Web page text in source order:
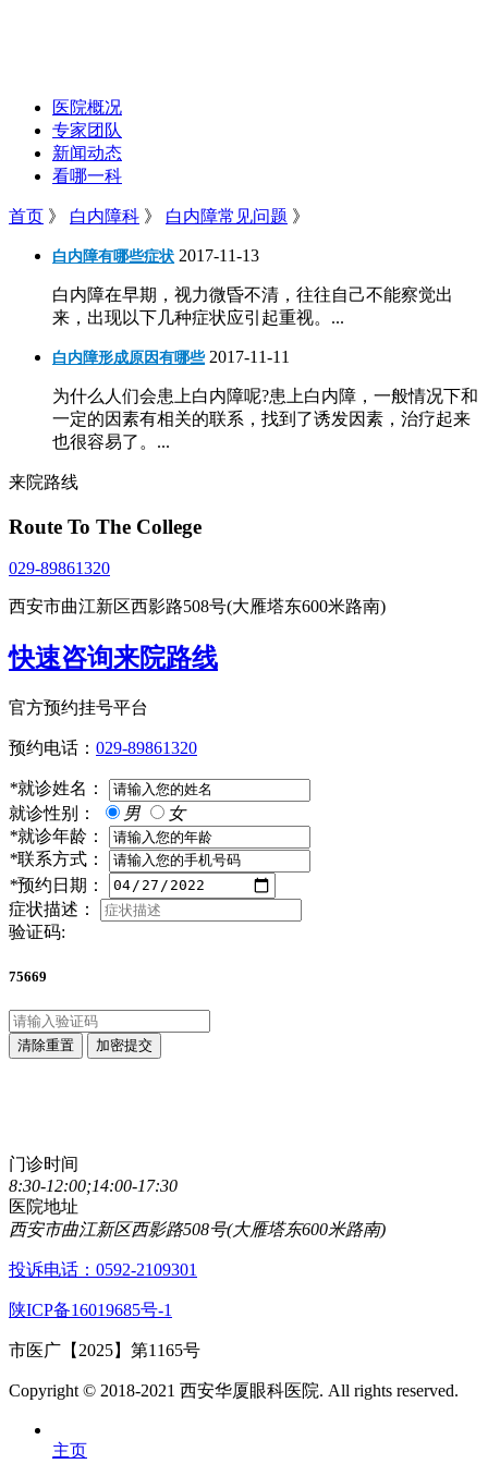
医院概况
专家团队
新闻动态
看哪一科
首页 》 白内障科 》 白内障常见问题 》
白内障有哪些症状 2017-11-13
白内障在早期，视力微昏不清，往往自己不能察觉出
来，出现以下几种症状应引起重视。...
白内障形成原因有哪些 2017-11-11
为什么人们会患上白内障呢?患上白内障，一般情况下和
一定的因素有相关的联系，找到了诱发因素，治疗起来
也很容易了。...
来院路线
Route To The College
029-89861320
西安市曲江新区西影路508号(大雁塔东600米路南)
快速咨询来院路线
官方预约挂号平台
预约电话： 029-89861320
*就诊姓名：
就诊性别：
男
女
*就诊年龄：
*联系方式：
*预约日期：
症状描述：
验证码:
75669
清除重置 加密提交
门诊时间
8:30-12:00;14:00-17:30
医院地址
西安市曲江新区西影路508号(大雁塔东600米路南)
投诉电话：0592-2109301
陕ICP备16019685号-1
市医广【2025】第1165号
Copyright © 2018-2021 西安华厦眼科医院. All rights reserved.
主页